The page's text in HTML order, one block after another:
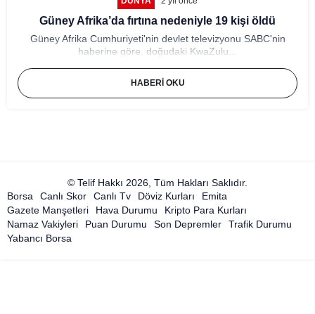
Güney Afrika’da fırtına nedeniyle 19 kişi öldü
Güney Afrika Cumhuriyeti'nin devlet televizyonu SABC'nin
haberine göre, doğudaki KwaZulu...
HABERI OKU
© Telif Hakkı 2026, Tüm Hakları Saklıdır.
Borsa
Canlı Skor Canlı Tv Döviz Kurları
Emita
Gazete Manşetleri
Hava Durumu
Kripto Para Kurları
Namaz Vakiyleri
Puan Durumu Son Depremler
Trafik Durumu
Yabancı Borsa